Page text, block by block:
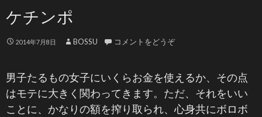
ケチンポ
2014年7月8日 BOSSU コメントをどうぞ
男子たるもの女子にいくらお金を使えるか、その点
はモテに大きく関わってきます。ただ、それをいい
ことに、かなりの額を搾り取られ、心身共にボロボ